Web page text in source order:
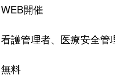
WEB開催
看護管理者、医療安全
無料